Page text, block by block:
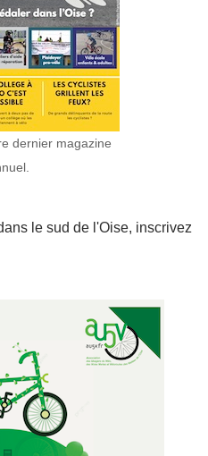
dernier magazine
le sud de l'Oise, inscrivez